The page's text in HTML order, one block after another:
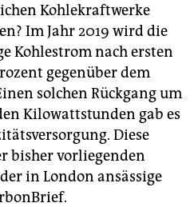
Kohlekraftwerke
Im Jahr 2019 wird die
Kohlestrom nach ersten
gegenüber dem
solchen Rückgang um
Kilowattstunden gab es
Diese
bisher vorliegenden
in London ansässige